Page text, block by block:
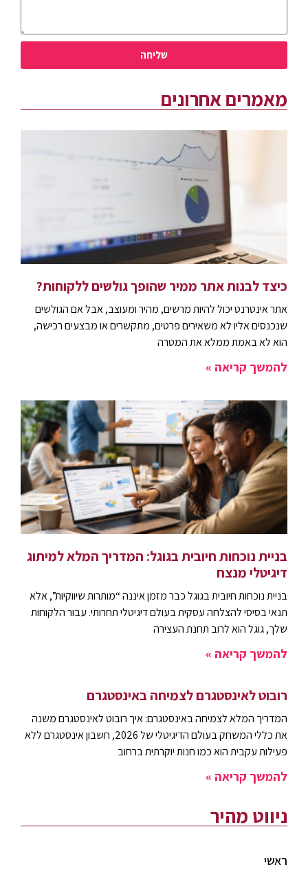
שליחה
מאמרים אחרונים
כיצד לבנות אתר ממיר שהופך גולשים ללקוחות?
אתר אינטרנט יכול להיות מרשים, מהיר ומעוצב, אבל אם הגולשים
שנכנסים אליו לא משאירים פרטים, מתקשרים או מבצעים רכישה,
הוא לא באמת ממלא את המטרה
להמשך קריאה »
בניית נוכחות חיובית בגוגל: המדריך המלא למיתוג
דיגיטלי מנצח
בניית נוכחות חיובית בגוגל כבר מזמן איננה “מותרות שיווקיות”, אלא
תנאי בסיסי להצלחה עסקית בעולם דיגיטלי תחרותי. עבור הלקוחות
שלך, גוגל הוא לרוב תחנת העצירה
להמשך קריאה »
רובוט לאינסטגרם לצמיחה באינסטגרם
המדריך המלא לצמיחה באינסטגרם: איך רובוט לאינסטגרם משנה
את כללי המשחק בעולם הדיגיטלי של 2026, חשבון אינסטגרם ללא
פעילות עקבית הוא כמו חנות יוקרתית ברחוב
להמשך קריאה »
ניווט מהיר
ראשי